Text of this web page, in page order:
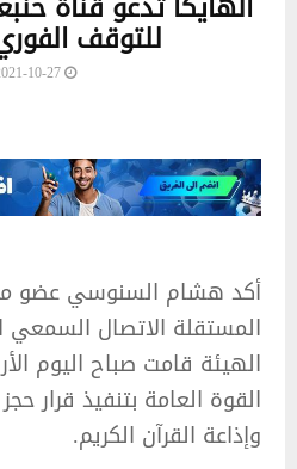
للتوقف
10-27
أكد هشام السنوسي عضو
المستقلة الاتصال السمعي
القوة العامة بتنفيذ قرار
وإذاعة القرآن الكريم.